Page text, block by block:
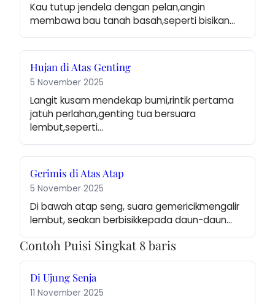
Kau tutup jendela dengan pelan,angin
membawa bau tanah basah,seperti bisikan…
Hujan di Atas Genting
5 November 2025
Langit kusam mendekap bumi,rintik pertama
jatuh perlahan,genting tua bersuara
lembut,seperti…
Gerimis di Atas Atap
5 November 2025
Di bawah atap seng, suara gemericikmengalir
lembut, seakan berbisikkepada daun-daun…
Contoh Puisi Singkat 8 baris
Di Ujung Senja
11 November 2025